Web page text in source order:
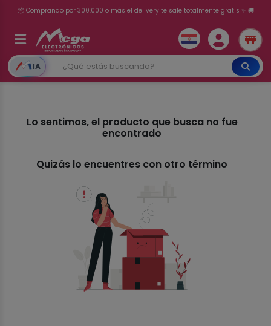
📦 Comprando por 300.000 o más el delivery te sale totalmente gratis ✨ 🚚
💳 ¡HASTA 24 CUOTAS SIN INTERÉS con tarjetas adheridas!
IA
Lo sentimos, el producto que busca no fue
encontrado
Quizás lo encuentres con otro término